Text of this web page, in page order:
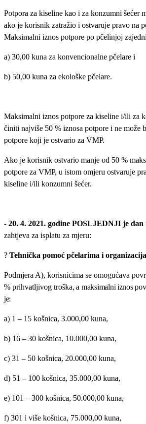
Potpora za kiseline kao i za konzumni šećer
ako je korisnik zatražio i ostvaruje pravo na
Maksimalni iznos potpore po pčelinjoj
a) 30,00 kuna za konvencionalne pčelare i
b) 50,00 kuna za ekološke pčelare.
Maksimalni iznos potpore za kiseline i/ili za
činiti najviše 50 % iznosa potpore i ne može
potpore koji je ostvario za VMP.
Ako je korisnik ostvario manje od 50 %
potpore za VMP, u istom omjeru ostvaruje
kiseline i/ili konzumni šećer.
- 20. 4. 2021. godine POSLJEDNJI je dan
zahtjeva za isplatu za mjeru:
? Tehnička pomoć pčelarima i
Podmjera A), korisnicima se omogućava
% prihvatljivog troška, a maksimalni iznos
je:
a) 1 – 15 košnica, 3.000,00 kuna,
b) 16 – 30 košnica, 10.000,00 kuna,
c) 31 – 50 košnica, 20.000,00 kuna,
d) 51 – 100 košnica, 35.000,00 kuna,
e) 101 – 300 košnica, 50.000,00 kuna,
f) 301 i više košnica, 75.000,00 kuna,